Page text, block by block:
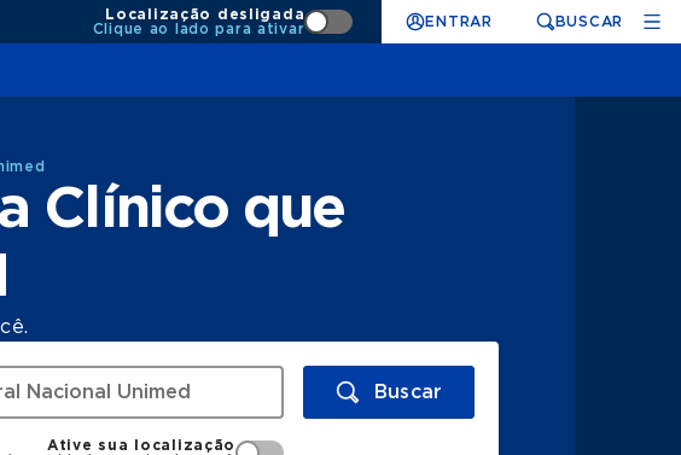
Localização desligada
Clique ao lado para ativar
ENTRAR BUSCAR
Clínico que
Buscar
Ative sua localização